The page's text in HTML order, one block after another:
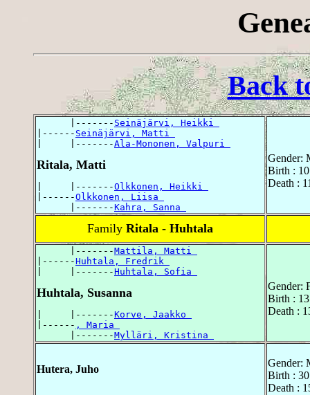
Back
      |-------
Seinäjärvi, Heikki
|------ Seinäjärvi, Matti
|     |-------Ala-Mononen, Valpuri
Ritala, Matti
|     |-------Olkkonen, Heikki
|------Olkkonen, Liisa
      |-------
Kahra, Sanna
Gender:
Birth :
Death :
Family Ritala - Huhtala
      |-------
Mattila, Matti
|------Huhtala, Fredrik
|     |-------Huhtala, Sofia
Huhtala, Susanna
|     |-------Korve, Jaakko
|------ , Maria
      |-------
Mylläri, Kristina
Gender:
Birth :
Death :
Hutera, Juho
Gender:
Birth :
Death :